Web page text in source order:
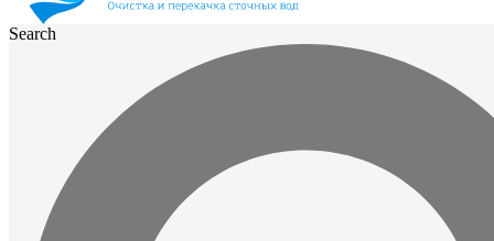
Search